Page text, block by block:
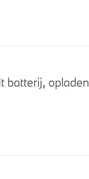
batterij, opladen